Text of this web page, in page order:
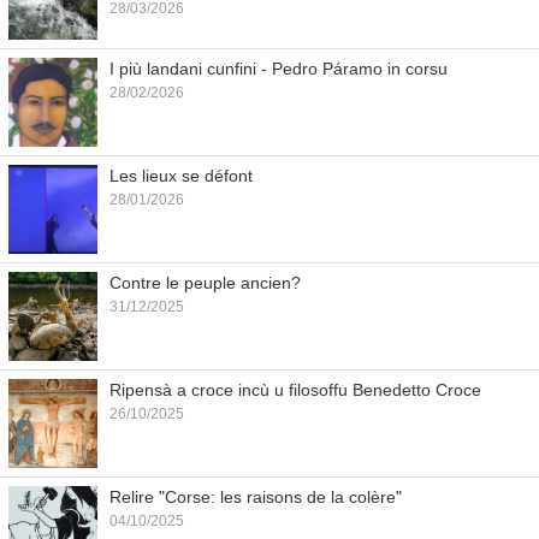
28/03/2026
I più landani cunfini - Pedro Páramo in corsu
28/02/2026
Les lieux se défont
28/01/2026
Contre le peuple ancien?
31/12/2025
Ripensà a croce incù u filosoffu Benedetto Croce
26/10/2025
Relire "Corse: les raisons de la colère"
04/10/2025